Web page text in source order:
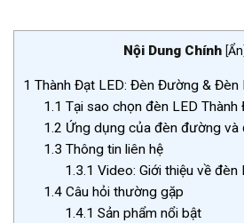
Nội Dung Chính [Ẩn]
1 Thành Đạt LED: Đèn Đường & Đèn
1.1 Tại sao chọn đèn LED Thành
1.2 Ứng dụng của đèn đường và
1.3 Thông tin liên hệ
1.3.1 Video: Giới thiệu về
1.4 Câu hỏi thường gặp
1.4.1 Sản phẩm nổi bật